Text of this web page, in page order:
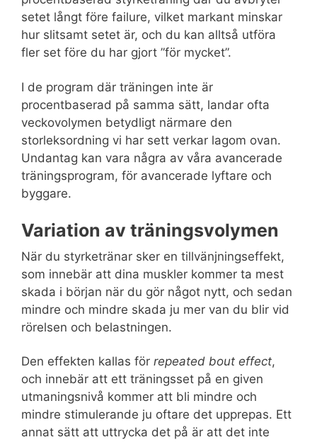
setet långt före failure, vilket markant minskar
hur slitsamt setet är, och du kan alltså utföra
fler set före du har gjort ”för mycket”.
I de program där träningen inte är
procentbaserad på samma sätt, landar ofta
veckovolymen betydligt närmare den
storleksordning vi har sett verkar lagom ovan.
Undantag kan vara några av våra avancerade
träningsprogram, för avancerade lyftare och
byggare.
Variation av träningsvolymen
När du styrketränar sker en tillvänjningseffekt,
som innebär att dina muskler kommer ta mest
skada i början när du gör något nytt, och sedan
mindre och mindre skada ju mer van du blir vid
rörelsen och belastningen.
Den effekten kallas för repeated bout effect,
och innebär att ett träningsset på en given
utmaningsnivå kommer att bli mindre och
mindre stimulerande ju oftare det upprepas. Ett
annat sätt att uttrycka det på är att det inte